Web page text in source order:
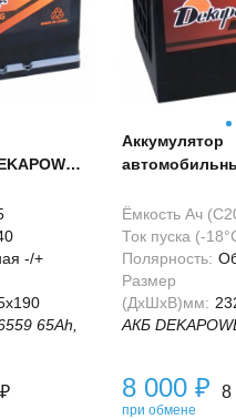
-/+
65Ah,
₽
Аккумулятор
Ёмкость Ач
Ток пуска (-
Полярность:
Размер
(ДхШхВ)мм:
АКБ
8 000 ₽
при обмене
8